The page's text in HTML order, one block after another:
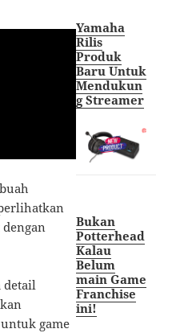
dengan
detail
game
Yamaha
Rilis
Produk
Baru Untuk
Mendukun
g Streamer
Bukan
Potterhead
Kalau
Belum
main Game
Franchise
ini!